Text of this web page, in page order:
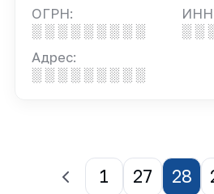
ОГРН:
░ ░ ░ ░ ░ ░ ░ ░ ░
░ ░
Адрес:
░ ░ ░ ░ ░ ░ ░ ░ ░
1 27 28